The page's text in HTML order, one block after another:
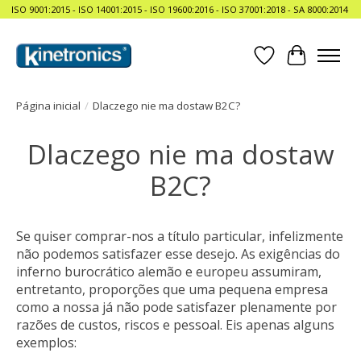
ISO 9001:2015 - ISO 14001:2015 - ISO 19600:2016 - ISO 37001:2018 - SA 8000:2014
Lista deCarrinho
Página inicial / Dlaczego nie ma dostaw B2C?
Dlaczego nie ma dostaw
B2C?
Se quiser comprar-nos a título particular, infelizmente
não podemos satisfazer esse desejo. As exigências do
inferno burocrático alemão e europeu assumiram,
entretanto, proporções que uma pequena empresa
como a nossa já não pode satisfazer plenamente por
razões de custos, riscos e pessoal. Eis apenas alguns
exemplos: